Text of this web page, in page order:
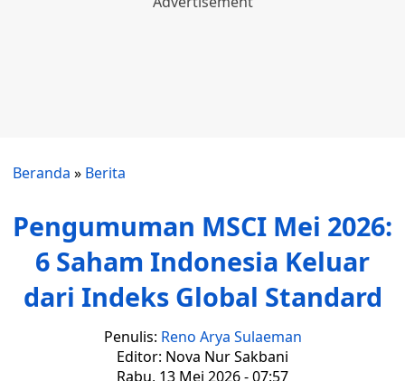
Beranda » Berita
Pengumuman MSCI Mei 2026:
6 Saham Indonesia Keluar
dari Indeks Global Standard
Penulis: Reno Arya Sulaeman
Editor: Nova Nur Sakbani
Rabu, 13 Mei 2026 - 07:57